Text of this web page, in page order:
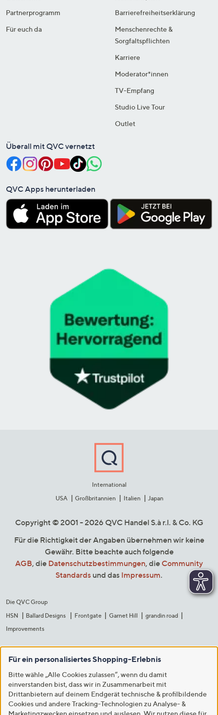
Partnerprogramm
Für euch da
Barrierefreiheitserklärung
Menschenrechte &
Sorgfaltspflichten
Karriere
Moderator*innen
TV-Empfang
Studio Live Tour
Outlet
Überall mit QVC vernetzt
QVC Apps herunterladen
International
USA
Großbritannien Italien Japan
Copyright © 2001 - 2026 QVC Handel S.à r.l. & Co. KG
Für die Richtigkeit der Angaben übernehmen wir keine
Gewähr. Bitte beachte auch folgende
AGB, die Datenschutzbestimmungen, die Community
Standards und das Impressum.
Die QVC Group
HSN
Ballard Designs Frontgate Garnet Hill
grandin road
Improvements
Für ein personalisiertes Shopping-Erlebnis
Bitte wähle „Alle Cookies zulassen“, wenn du damit
einverstanden bist, dass wir in Zusammenarbeit mit
Drittanbietern auf deinem Endgerät technische & profilbildende
Cookies und andere Tracking-Technologien zu Analyse- &
Marketingzwecken einsetzen und auslesen. Wir nutzen diese für